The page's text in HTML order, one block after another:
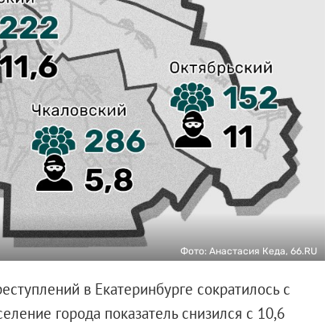
Фото: Анастасия Кеда, 66.RU
в Екатеринбурге сократилось с
города показатель снизился с 10,6